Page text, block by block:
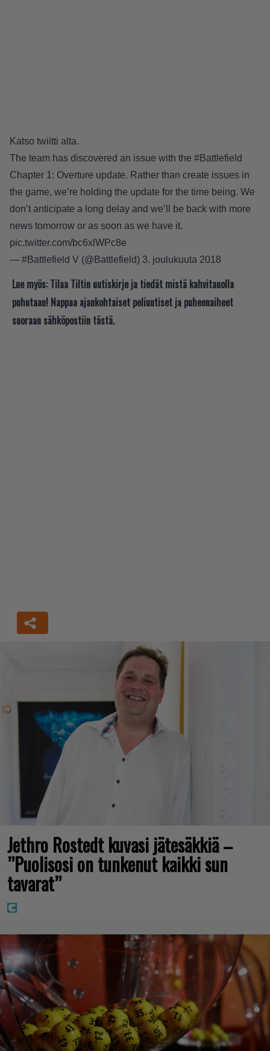
Katso twiitti alta.
The team has discovered an issue with the #Battlefield
Chapter 1: Overture update. Rather than create issues in
the game, we’re holding the update for the time being. We
don’t anticipate a long delay and we’ll be back with more
news tomorrow or as soon as we have it.
pic.twitter.com/bc6xlWPc8e
— #Battlefield V (@Battlefield) 3. joulukuuta 2018
Lue myös: Tilaa Tiltin uutiskirje ja tiedät mistä kahvitauolla
puhutaan! Nappaa ajankohtaiset peliuutiset ja puheenaiheet
suoraan sähköpostiin tästä.
Jethro Rostedt kuvasi jätesäkkiä –
”Puolisosi on tunkenut kaikki sun
tavarat”